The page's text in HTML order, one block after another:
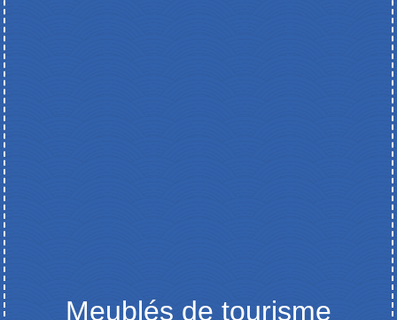
Meublés de tourisme